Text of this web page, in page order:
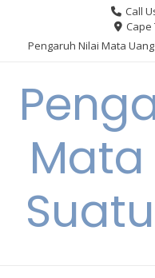
content
Call
Cape
Pengaruh Nilai Mata
Mata